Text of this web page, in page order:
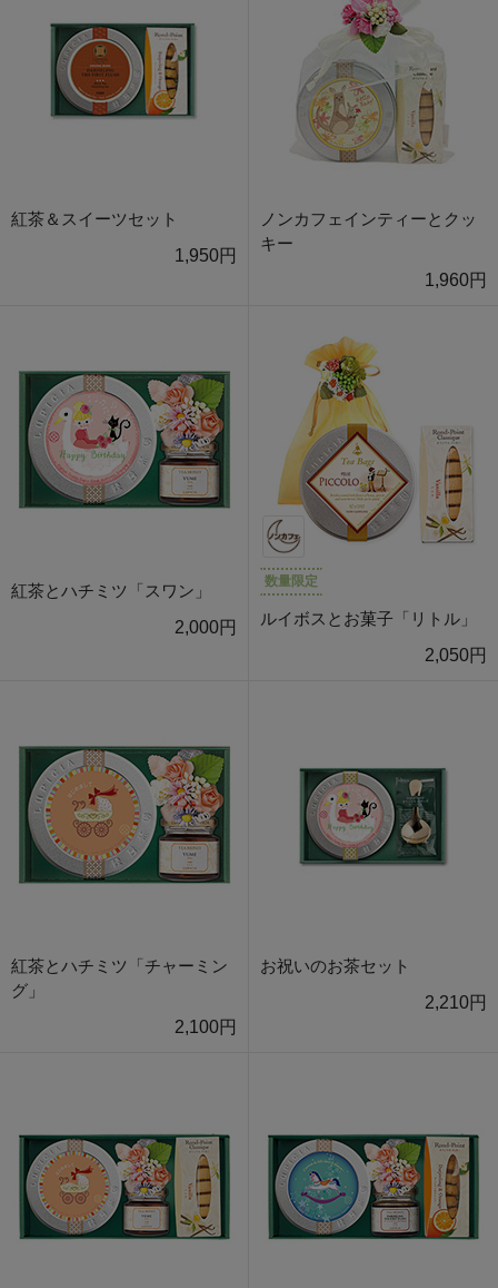
紅茶＆スイーツセット
1,950円
ノンカフェインティーとクッ
キー
1,960円
紅茶とハチミツ「スワン」
2,000円
数量限定
ルイボスとお菓子「リトル」
2,050円
紅茶とハチミツ「チャーミン
グ」
2,100円
お祝いのお茶セット
2,210円